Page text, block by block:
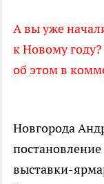
А вы уже
к Новому
об этом в
Новгорода
выставки-